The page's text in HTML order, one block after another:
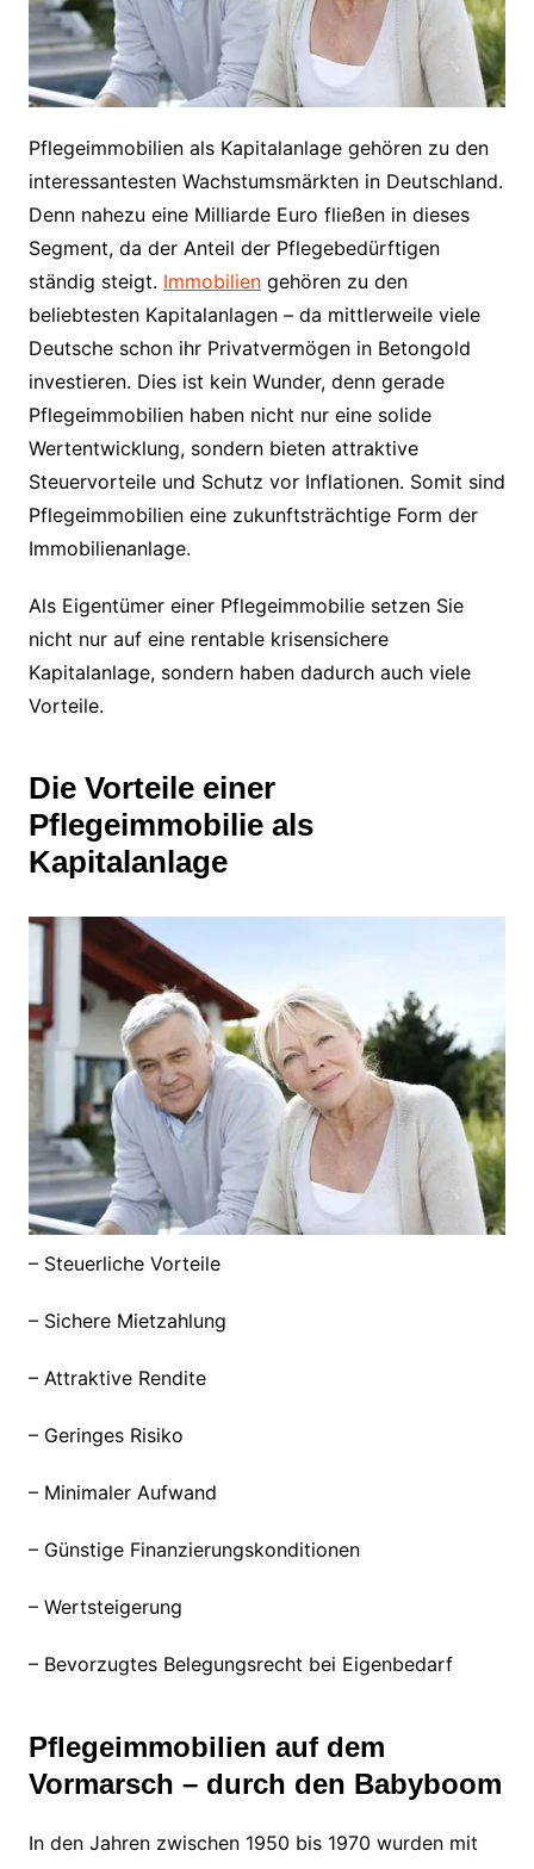
Pflegeimmobilien als Kapitalanlage gehören zu den
interessantesten Wachstumsmärkten in Deutschland.
Denn nahezu eine Milliarde Euro fließen in dieses
Segment, da der Anteil der Pflegebedürftigen
ständig steigt. Immobiliengehören zu den
beliebtesten Kapitalanlagen – da mittlerweile viele
Deutsche schon ihr Privatvermögen in Betongold
investieren. Dies ist kein Wunder, denn gerade
Pflegeimmobilien haben nicht nur eine solide
Wertentwicklung, sondern bieten attraktive
Steuervorteile und Schutz vor Inflationen. Somit sind
Pflegeimmobilien eine zukunftsträchtige Form der
Immobilienanlage.
Als Eigentümer einer Pflegeimmobilie setzen Sie
nicht nur auf eine rentable krisensichere
Kapitalanlage, sondern haben dadurch auch viele
Vorteile.
Die Vorteile einer
Pflegeimmobilie als
Kapitalanlage
– Steuerliche Vorteile
– Sichere Mietzahlung
– Attraktive Rendite
– Geringes Risiko
– Minimaler Aufwand
– Günstige Finanzierungskonditionen
– Wertsteigerung
– Bevorzugtes Belegungsrecht bei Eigenbedarf
Pflegeimmobilien auf dem
Vormarsch – durch den Babyboom
In den Jahren zwischen 1950 bis 1970 wurden mit